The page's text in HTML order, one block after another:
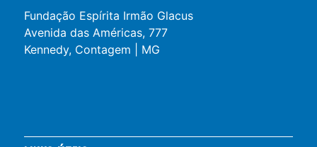
Fundação Espírita Irmão Glacus
Avenida das Américas, 777
Kennedy, Contagem | MG